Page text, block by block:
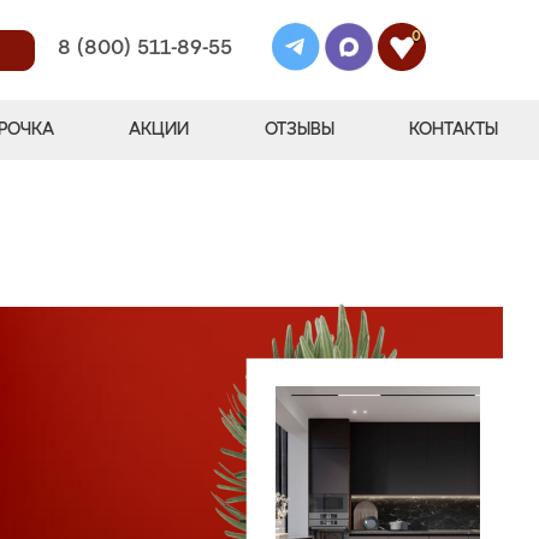
8 (800) 511-89-55
0
АКЦИИ ОТЗЫВЫ КОНТАКТЫ